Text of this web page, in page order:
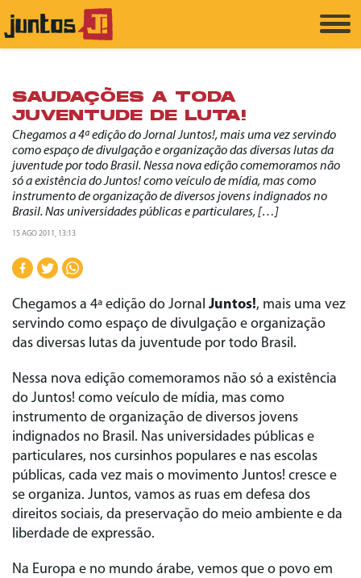
SAUDAÇÕES A TODA
JUVENTUDE DE LUTA!
Chegamos a 4ª edição do Jornal Juntos!, mais uma vez servindo
como espaço de divulgação e organização das diversas lutas da
juventude por todo Brasil. Nessa nova edição comemoramos não
só a existência do Juntos! como veículo de mídia, mas como
instrumento de organização de diversos jovens indignados no
Brasil. Nas universidades públicas e particulares, […]
15 AGO 2011, 13:13
Chegamos a 4ª edição do Jornal Juntos!, mais uma vez
servindo como espaço de divulgação e organização
das diversas lutas da juventude por todo Brasil.
Nessa nova edição comemoramos não só a existência
do Juntos! como veículo de mídia, mas como
instrumento de organização de diversos jovens
indignados no Brasil. Nas universidades públicas e
particulares, nos cursinhos populares e nas escolas
públicas, cada vez mais o movimento Juntos! cresce e
se organiza. Juntos, vamos as ruas em defesa dos
direitos sociais, da preservação do meio ambiente e da
liberdade de expressão.
Na Europa e no mundo árabe, vemos que o povo em